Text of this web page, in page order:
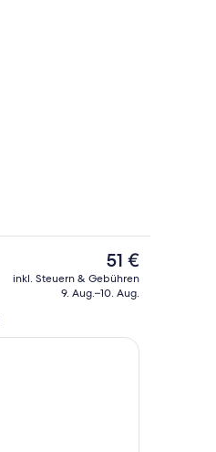
Heukojen auf dem Ferienhof
Der
aktuelle
Preis
51 €
inkl. Steuern & Gebühren
9. Aug.–10. Aug.